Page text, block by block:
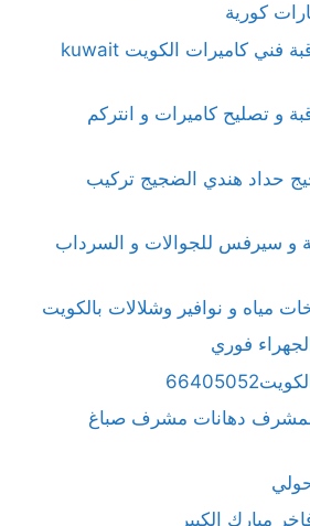
كورية
تركيب كاميرات مراقبة فني كاميرات الكويت kuwait
و تصليح كاميرات و انتركم
حداد هندي الضجيج تركيب
و سيرفس للجوالات و السرداب
مياه و نوافير وشلالات بالكويت
فوري
دهانات مشرف صباغ
مبارك الكبير